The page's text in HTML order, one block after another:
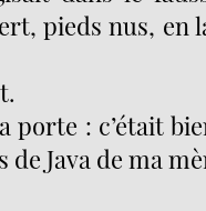
pieds nus, en
porte : c’était
Java de ma